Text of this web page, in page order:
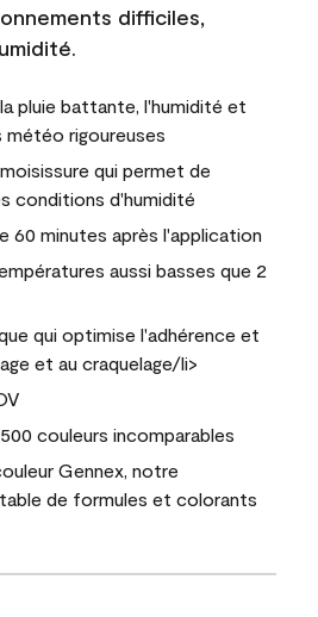
difficiles,
pluie battante, l'humidité et
rigoureuses
qui permet de
conditions d'humidité
60 minutes après l'application
aussi basses que 2
qui optimise l'adhérence et
et au craquelage/li>
couleurs incomparables
Gennex, notre
de formules et colorants